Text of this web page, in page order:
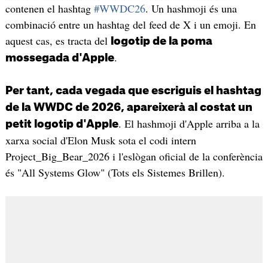
contenen el hashtag #WWDC26. Un hashmoji és una
combinació entre un hashtag del feed de X i un emoji. En
aquest cas, es tracta del logotip de la poma
mossegada d'Apple.
Per tant, cada vegada que escriguis el hashtag
de la WWDC de 2026, apareixerà al costat un
petit logotip d'Apple. El hashmoji d'Apple arriba a la
xarxa social d'Elon Musk sota el codi intern
Project_Big_Bear_2026 i l'eslògan oficial de la conferència
és "All Systems Glow" (Tots els Sistemes Brillen).